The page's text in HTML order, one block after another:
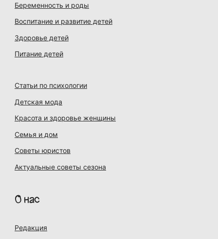
Беременность и роды
Воспитание и развитие детей
Здоровье детей
Питание детей
Статьи по психологии
Детская мода
Красота и здоровье женщины
Семья и дом
Советы юристов
Актуальные советы сезона
О нас
Редакция